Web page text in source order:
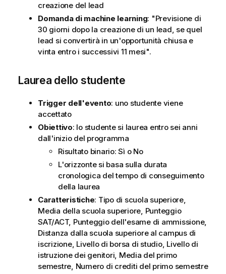
creazione del lead
Domanda di machine learning: "Previsione di
30 giorni dopo la creazione di un lead, se quel
lead si convertirà in un'opportunità chiusa e
vinta entro i successivi 11 mesi".
Laurea dello studente
Trigger dell'evento: uno studente viene
accettato
Obiettivo: lo studente si laurea entro sei anni
dall'inizio del programma
Risultato binario: Sì o No
L'orizzonte si basa sulla durata
cronologica del tempo di conseguimento
della laurea
Caratteristiche: Tipo di scuola superiore,
Media della scuola superiore, Punteggio
SAT/ACT, Punteggio dell'esame di ammissione,
Distanza dalla scuola superiore al campus di
iscrizione, Livello di borsa di studio, Livello di
istruzione dei genitori, Media del primo
semestre, Numero di crediti del primo semestre